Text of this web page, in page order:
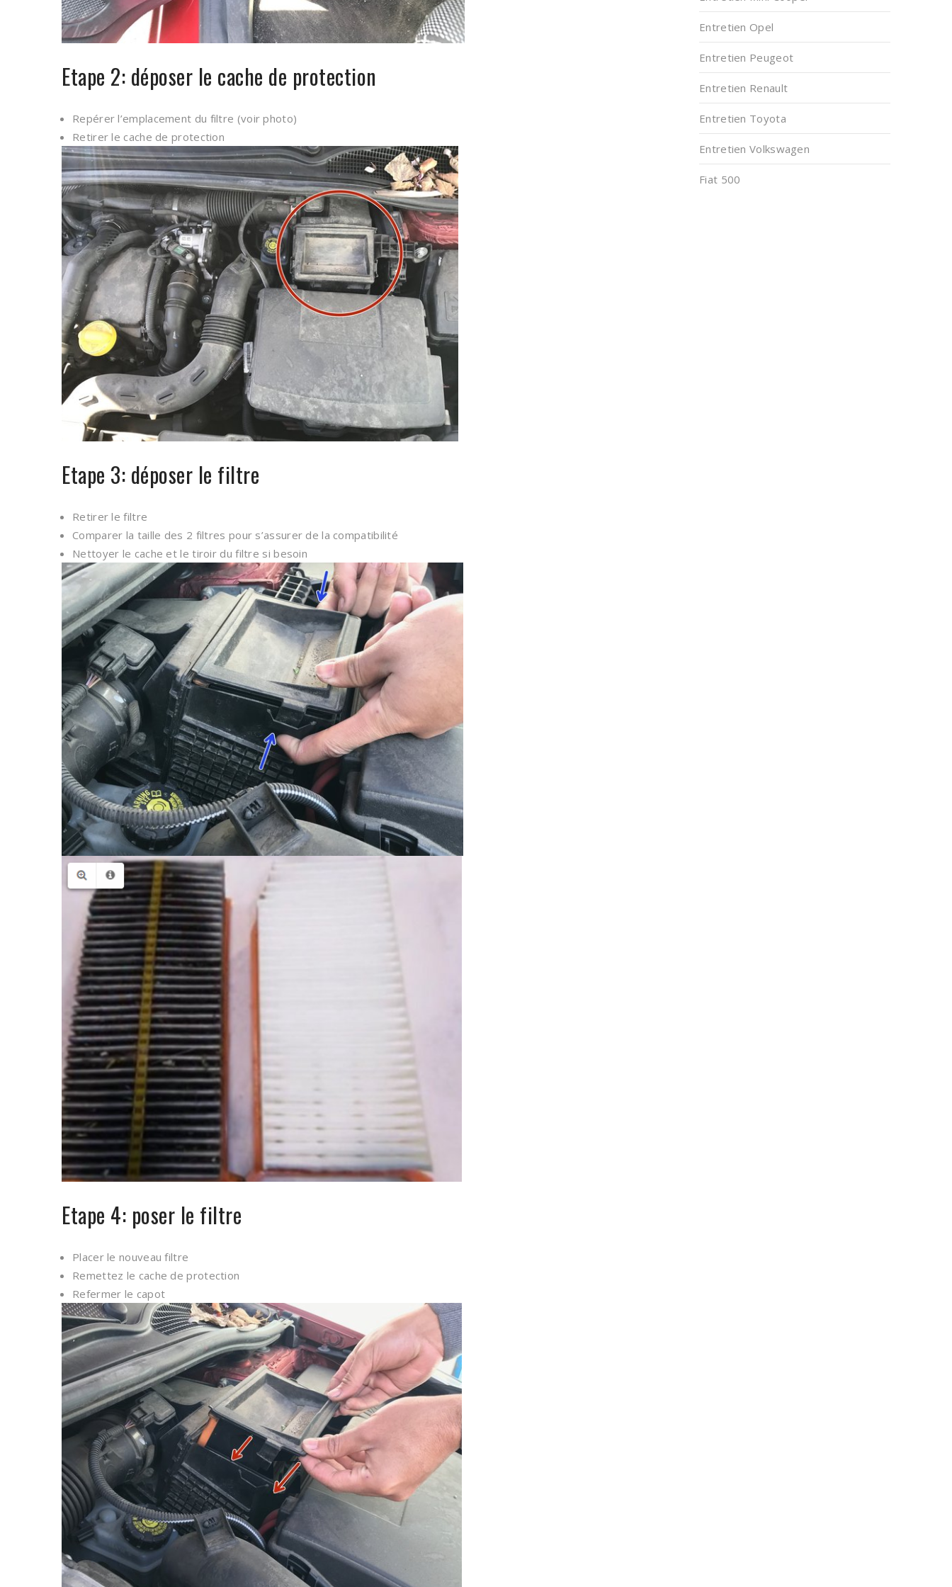
Etape 2: déposer le cache de protection
Repérer l’emplacement du filtre (voir photo)
Retirer le cache de protection
Etape 3: déposer le filtre
Retirer le filtre
Comparer la taille des 2 filtres pour s’assurer de la compatibilité
Nettoyer le cache et le tiroir du filtre si besoin
Etape 4: poser le filtre
Placer le nouveau filtre
Remettez le cache de protection
Refermer le capot
Entretien Opel
Entretien Peugeot
Entretien Renault
Entretien Toyota
Entretien Volkswagen
Fiat 500